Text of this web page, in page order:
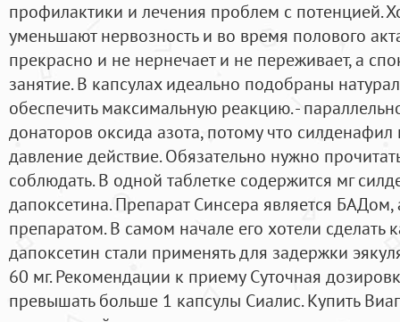
профилактики и лечения проблем с потенцией.
уменьшают нервозность и во время полового
прекрасно и не нернечает и не переживает, а
занятие. В капсулах идеально подобраны
обеспечить максимальную реакцию. -
донаторов оксида азота, потому что
давление действие. Обязательно нужно
соблюдать. В одной таблетке содержится мг
дапоксетина. Препарат Синсера является
препаратом. В самом начале его хотели сделать
дапоксетин стали применять для задержки
60 мг. Рекомендации к приему Суточная
превышать больше 1 капсулы Сиалис. Купить